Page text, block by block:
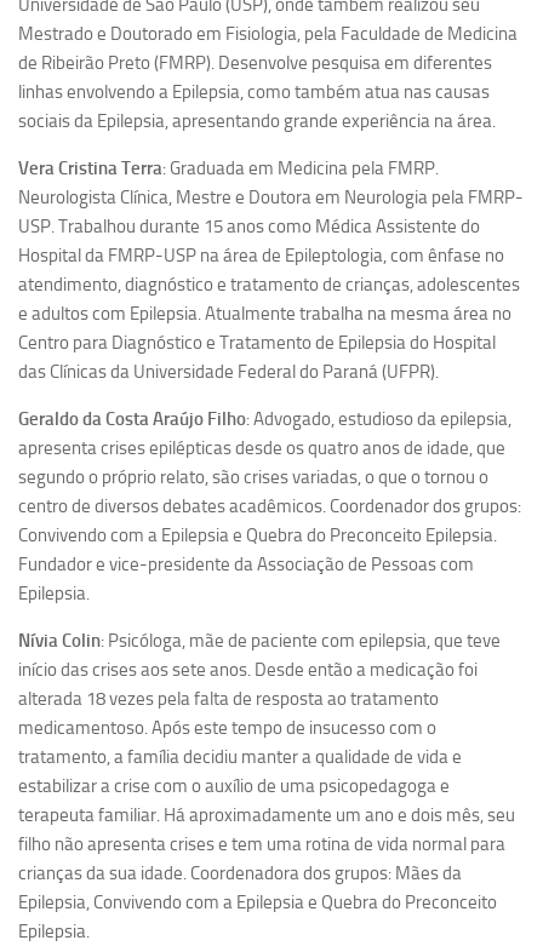
Revista Estudos Avançados
Espaço Cultural
Universidade de São Paulo (USP), onde também realizou seu
Mestrado e Doutorado em Fisiologia, pela Faculdade de Medicina
de Ribeirão Preto (FMRP). Desenvolve pesquisa em diferentes
linhas envolvendo a Epilepsia, como também atua nas causas
sociais da Epilepsia, apresentando grande experiência na área.
Vera Cristina Terra: Graduada em Medicina pela FMRP.
Neurologista Clínica, Mestre e Doutora em Neurologia pela FMRP-
USP. Trabalhou durante 15 anos como Médica Assistente do
Hospital da FMRP-USP na área de Epileptologia, com ênfase no
atendimento, diagnóstico e tratamento de crianças, adolescentes
e adultos com Epilepsia. Atualmente trabalha na mesma área no
Centro para Diagnóstico e Tratamento de Epilepsia do Hospital
das Clínicas da Universidade Federal do Paraná (UFPR).
Geraldo da Costa Araújo Filho: Advogado, estudioso da epilepsia,
apresenta crises epilépticas desde os quatro anos de idade, que
segundo o próprio relato, são crises variadas, o que o tornou o
centro de diversos debates acadêmicos. Coordenador dos grupos:
Convivendo com a Epilepsia e Quebra do Preconceito Epilepsia.
Fundador e vice-presidente da Associação de Pessoas com
Epilepsia.
Nívia Colin: Psicóloga, mãe de paciente com epilepsia, que teve
início das crises aos sete anos. Desde então a medicação foi
alterada 18 vezes pela falta de resposta ao tratamento
medicamentoso. Após este tempo de insucesso com o
tratamento, a família decidiu manter a qualidade de vida e
estabilizar a crise com o auxílio de uma psicopedagoga e
terapeuta familiar. Há aproximadamente um ano e dois mês, seu
filho não apresenta crises e tem uma rotina de vida normal para
crianças da sua idade. Coordenadora dos grupos: Mães da
Epilepsia, Convivendo com a Epilepsia e Quebra do Preconceito
Epilepsia.